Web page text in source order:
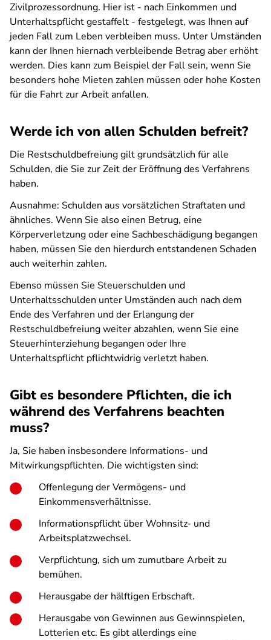
Zivilprozessordnung. Hier ist - nach Einkommen und
Unterhaltspflicht gestaffelt - festgelegt, was Ihnen auf
jeden Fall zum Leben verbleiben muss. Unter Umständen
kann der Ihnen hiernach verbleibende Betrag aber erhöht
werden. Dies kann zum Beispiel der Fall sein, wenn Sie
besonders hohe Mieten zahlen müssen oder hohe Kosten
für die Fahrt zur Arbeit anfallen.
Werde ich von allen Schulden befreit?
Die Restschuldbefreiung gilt grundsätzlich für alle
Schulden, die Sie zur Zeit der Eröffnung des Verfahrens
haben.
Ausnahme: Schulden aus vorsätzlichen Straftaten und
ähnliches. Wenn Sie also einen Betrug, eine
Körperverletzung oder eine Sachbeschädigung begangen
haben, müssen Sie den hierdurch entstandenen Schaden
auch weiterhin zahlen.
Ebenso müssen Sie Steuerschulden und
Unterhaltsschulden unter Umständen auch nach dem
Ende des Verfahren und der Erlangung der
Restschuldbefreiung weiter abzahlen, wenn Sie eine
Steuerhinterziehung begangen oder Ihre
Unterhaltspflicht pflichtwidrig verletzt haben.
Gibt es besondere Pflichten, die ich
während des Verfahrens beachten
muss?
Ja, Sie haben insbesondere Informations- und
Mitwirkungspflichten. Die wichtigsten sind:
Offenlegung der Vermögens- und
Einkommensverhältnisse.
Informationspflicht über Wohnsitz- und
Arbeitsplatzwechsel.
Verpflichtung, sich um zumutbare Arbeit zu
bemühen.
Herausgabe der hälftigen Erbschaft.
Herausgabe von Gewinnen aus Gewinnspielen,
Lotterien etc. Es gibt allerdings eine